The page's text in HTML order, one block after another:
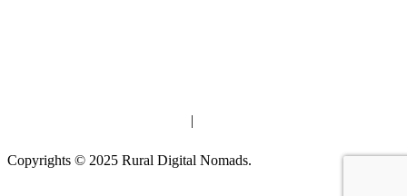
|
Copyrights © 2025 Rural Digital Nomads.